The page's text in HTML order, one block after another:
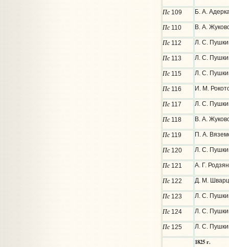
Пс 109 Б. А.
Пс 110 В. А.
Пс 112 Л. С.
Пс 113 Л. С.
Пс 115 Л. С.
Пс 116 И. М.
Пс 117 Л. С.
Пс 118 В. А.
Пс 119 П. А.
Пс 120 Л. С.
Пс 121 А. Г.
Пс 122 Д. М.
Пс 123 Л. С.
Пс 124 Л. С.
Пс 125 Л. С.
1825 г.